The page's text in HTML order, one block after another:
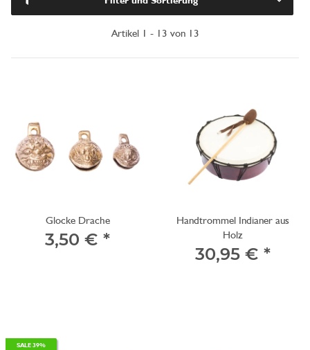
Artikel 1 - 13 von 13
Glocke Drache
3,50 € *
Handtrommel Indianer aus
Holz
30,95 € *
SALE 39%